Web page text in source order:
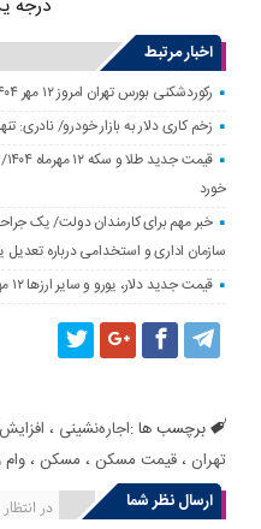
درجه
اخبار مرتبط
رکوردشکنی بورس تهران امروز ۱۲ مهر ۱۴۰۴| بازار سهام رونق گرفت
زخم کاری دلار به بازار خودرو/
خورد
خبر مهم برای کارمندان دولت/ یک
سازمان اداری و استخدامی درباره تعدیل
قیمت جدید دلار، یورو و سایر ارزها ۱۲ مهر ۱۴۰۴/ تکان چهار هزار تومانی یورو ثبت شد
برچسب ها :اجاره‌نشینی ،
تهران ،قیمت مسکن ، مسکن ،
ارسال نظر شما
در انتشار یافته : 0